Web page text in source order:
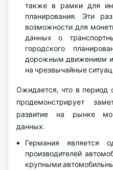
также в рамки для
планирования. Эти
возможности для
данных о
городского
дорожным движением и
на чрезвычайные
Ожидается, что в период
продемонстрирует
развитие на рынке
данных.
Германия является
производителей
крупными